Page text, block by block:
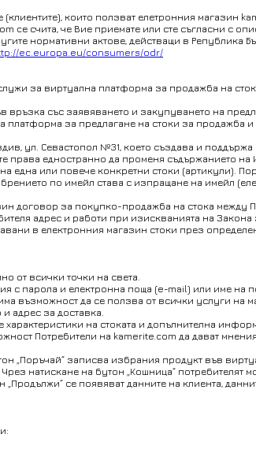
които ползват елетронния магазин
cе счита, че Вие приемате или сте съгласни с
нормативни актове, действащи в Република
ec.europa.eu/consumers/odr/
за виртуална платформа за продажба на
връзка със заявяването и закупуването на
платформа за предлагане на стоки за
ул. Севастопол №31, което създава и
едностранно да променя съдържанието на
една или повече конкретни стоки (артикули).
по имейл става с изпращане на имейл
договор за покупко-продажба на стока между
адрес и работи при изискванията на
в електронния магазин стоки през
от всички точки на света.
с парола и електронна поща (e-mail) или име на
възможност да се ползва от всички услуги на
адрес за доставка.
характеристики на стоката и допълнителна
Потребители на kamerite.com да дават
„Поръчай“ записва избрания продукт във
натискане на бутон „Кошница“
се появяват данните на клиента,